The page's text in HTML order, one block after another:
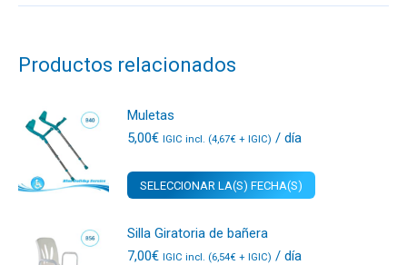
Productos relacionados
Muletas
5,00€ IGIC incl. (4,67€ + IGIC) / día
SELECCIONAR LA(S) FECHA(S)
Silla Giratoria de bañera
7,00€ IGIC incl. (6,54€ + IGIC) / día